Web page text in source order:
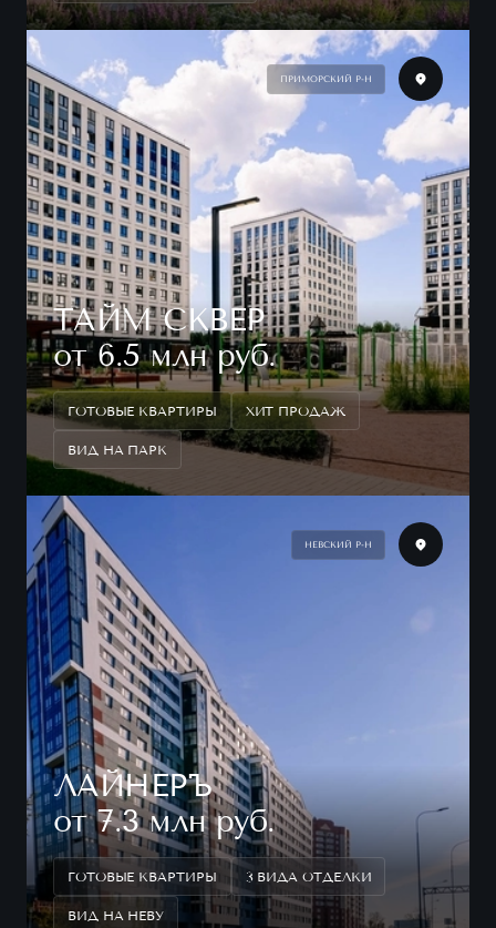
ПРИМОРСКИЙ Р-Н
ТАЙМ СКВЕР
от 6.5 млн руб.
ГОТОВЫЕ КВАРТИРЫ ХИТ ПРОДАЖ
ВИД НА ПАРК
НЕВСКИЙ Р-Н
ЛАЙНЕРЪ
от 7.3 млн руб.
ГОТОВЫЕ КВАРТИРЫ 3 ВИДА ОТДЕЛКИ
ВИД НА НЕВУ